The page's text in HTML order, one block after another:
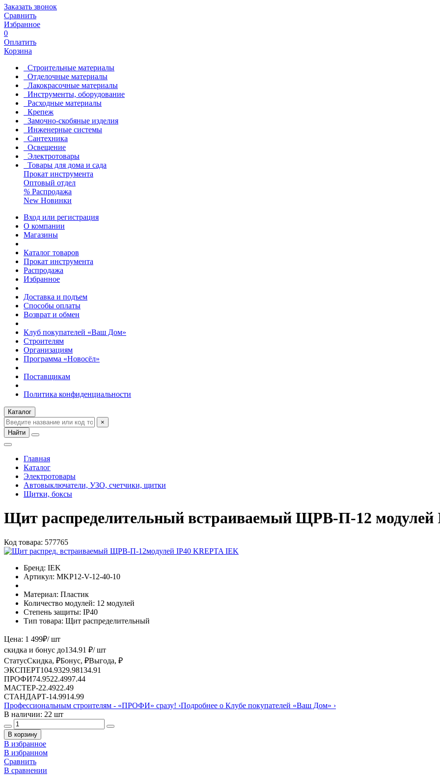
Заказать звонок
Сравнить
Избранное
0
Оплатить
Корзина
Строительные материалы
Отделочные материалы
Лакокрасочные материалы
Инструменты, оборудование
Расходные материалы
Крепеж
Замочно-скобяные изделия
Инженерные системы
Сантехника
Освещение
Электротовары
Товары для дома и сада
Прокат инструмента
Оптовый отдел
% Распродажа
New Новинки
Вход или регистрация
О компании
Магазины
Каталог товаров
Прокат инструмента
Распродажа
Избранное
Доставка и подъем
Способы оплаты
Возврат и обмен
Клуб покупателей «Ваш Дом»
Строителям
Организациям
Программа «Новосёл»
Поставщикам
Политика конфиденциальности
Каталог
×
Найти
Главная
Каталог
Электротовары
Автовыключатели, УЗО, счетчики, щитки
Щитки, боксы
Щит распределительный встраиваемый ЩРВ-П-12 модулей
Код товара: 577765
Бренд: IEK
Артикул: MKP12-V-12-40-10
Материал: Пластик
Количество модулей: 12 модулей
Степень защиты: IP40
Тип товара: Щит распределительный
Цена: 1 499₽/ шт
скидка и бонус до134.91 ₽/ шт
СтатусСкидка, ₽Бонус, ₽Выгода, ₽
ЭКСПЕРТ104.9329.98134.91
ПРОФИ74.9522.4997.44
МАСТЕР-22.4922.49
СТАНДАРТ-14.9914.99
Профессиональным строителям - «ПРОФИ» сразу! ›Подробнее о Клубе покупателей «Ваш Дом» ›
В наличии: 22 шт
В корзину
В избранное
В избранном
Сравнить
В сравнении